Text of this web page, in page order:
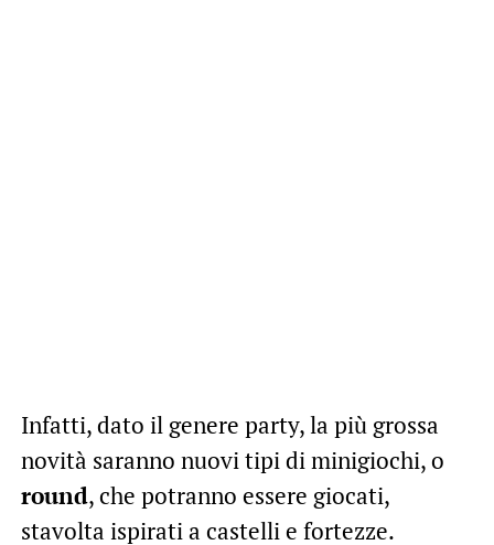
Infatti, dato il genere party, la più grossa
novità saranno nuovi tipi di minigiochi, o
round, che potranno essere giocati,
stavolta ispirati a castelli e fortezze.